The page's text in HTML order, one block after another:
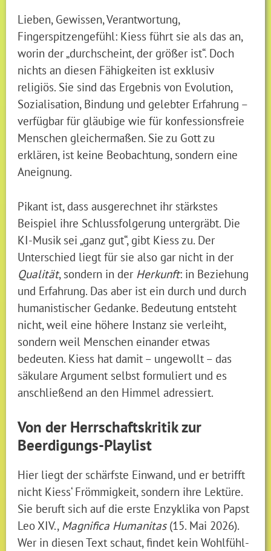
Lieben, Gewissen, Verantwortung,
Fingerspitzengefühl: Kiess führt sie als das an,
worin der „durchscheint, der größer ist“. Doch
nichts an diesen Fähigkeiten ist exklusiv
religiös. Sie sind das Ergebnis von Evolution,
Sozialisation, Bindung und gelebter Erfahrung –
verfügbar für gläubige wie für konfessionsfreie
Menschen gleichermaßen. Sie zu Gott zu
erklären, ist keine Beobachtung, sondern eine
Aneignung.
Pikant ist, dass ausgerechnet ihr stärkstes
Beispiel ihre Schlussfolgerung untergräbt. Die
KI-Musik sei „ganz gut“, gibt Kiess zu. Der
Unterschied liegt für sie also gar nicht in der
Qualität, sondern in der Herkunft: in Beziehung
und Erfahrung. Das aber ist ein durch und durch
humanistischer Gedanke. Bedeutung entsteht
nicht, weil eine höhere Instanz sie verleiht,
sondern weil Menschen einander etwas
bedeuten. Kiess hat damit – ungewollt – das
säkulare Argument selbst formuliert und es
anschließend an den Himmel adressiert.
Von der Herrschaftskritik zur
Beerdigungs-Playlist
Hier liegt der schärfste Einwand, und er betrifft
nicht Kiess‘ Frömmigkeit, sondern ihre Lektüre.
Sie beruft sich auf die erste Enzyklika von Papst
Leo XIV., Magnifica Humanitas(15. Mai 2026).
Wer in diesen Text schaut, findet kein Wohlfühl-